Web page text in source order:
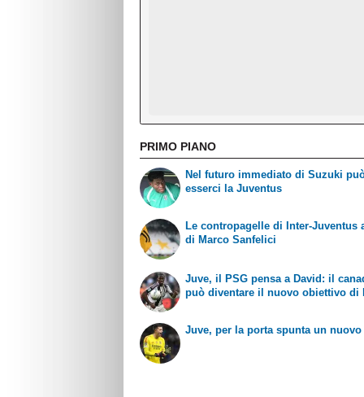
PRIMO PIANO
Nel futuro immediato di Suzuki
esserci la Juventus
Le contropagelle di Inter-Juventus
di Marco Sanfelici
Juve, il PSG pensa a David: il
può diventare il nuovo obiettivo di
Juve, per la porta spunta un nuovo